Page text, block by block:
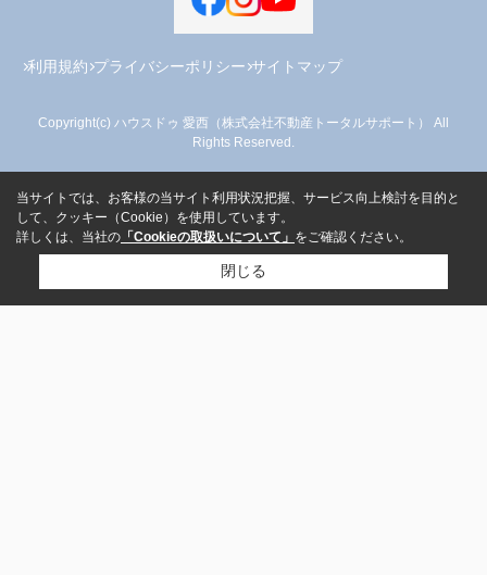
利用規約 プライバシーポリシー サイトマップ
Copyright(c) ハウスドゥ 愛西（株式会社不動産トータルサポート） All
Rights Reserved.
当サイトでは、お客様の当サイト利用状況把握、サービス向上検討を目的と
して、クッキー（Cookie）を使用しています。
詳しくは、当社の 「Cookieの取扱いについて」 をご確認ください。
閉じる